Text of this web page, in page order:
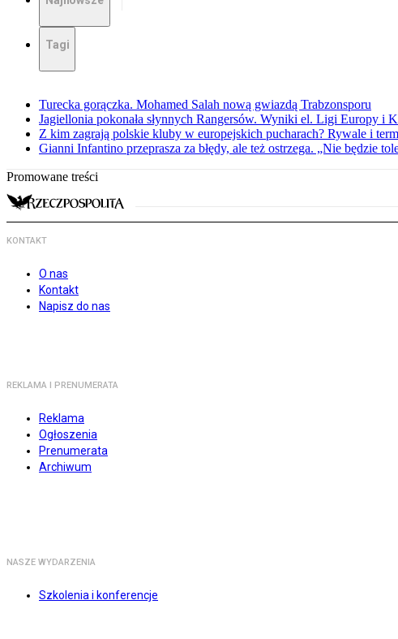
Tagi
Turecka gorączka. Mohamed Salah nową gwiazdą Trabzonsporu
Jagiellonia pokonała słynnych Rangersów. Wyniki el. Ligi Europy i
Z kim zagrają polskie kluby w europejskich pucharach? Rywale i
Gianni Infantino przeprasza za błędy, ale też ostrzega. „Nie będzie
Promowane treści
KONTAKT
O nas
Kontakt
Napisz do nas
REKLAMA I PRENUMERATA
Reklama
Ogłoszenia
Prenumerata
Archiwum
NASZE WYDARZENIA
Szkolenia i konferencje